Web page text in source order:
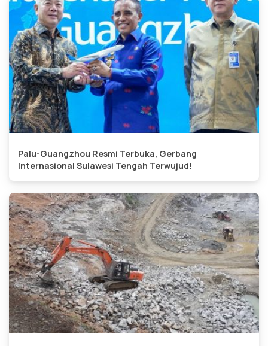
Palu-Guangzhou Resmi Terbuka, Gerbang
Internasional Sulawesi Tengah Terwujud!